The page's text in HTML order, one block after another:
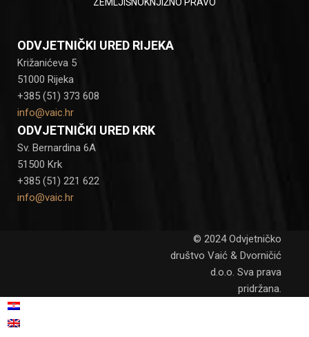
ODVJETNIČKI URED RIJEKA
Križanićeva 5
51000 Rijeka
+385 (51) 373 608
info@vaic.hr
ODVJETNIČKI URED KRK
Sv. Bernardina 6A
51500 Krk
+385 (51) 221 622
info@vaic.hr
© 2024 Odvjetničko
društvo Vaić & Dvorničić
d.o.o. Sva prava
pridržana.